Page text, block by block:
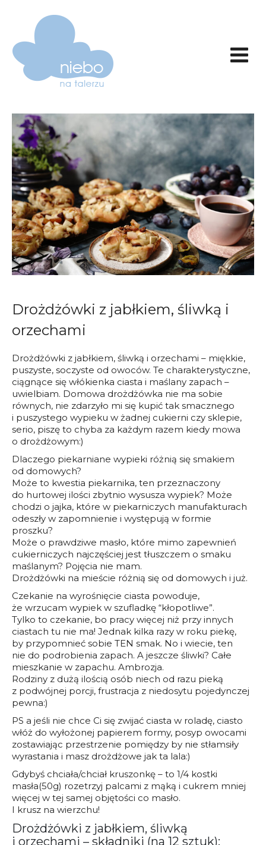
Drożdżówki z jabłkiem, śliwką i
orzechami
Drożdżówki z jabłkiem, śliwką i orzechami – miękkie,
puszyste, soczyste od owoców. Te charakterystyczne,
ciągnące się włókienka ciasta i maślany zapach –
uwielbiam. Domowa drożdżówka nie ma sobie
równych, nie zdarzyło mi się kupić tak smacznego
i puszystego wypieku w żadnej cukierni czy sklepie,
serio, piszę to chyba za każdym razem kiedy mowa
o drożdżowym:)
Dlaczego piekarniane wypieki różnią się smakiem
od domowych?
Może to kwestia piekarnika, ten przeznaczony
do hurtowej ilości zbytnio wysusza wypiek? Może
chodzi o jajka, które w piekarniczych manufakturach
odeszły w zapomnienie i występują w formie
proszku?
Może o prawdziwe masło, które mimo zapewnień
cukierniczych najczęściej jest tłuszczem o smaku
maślanym? Pojęcia nie mam.
Drożdżówki na mieście różnią się od domowych i już.
Czekanie na wyrośnięcie ciasta powoduje,
że wrzucam wypiek w szufladkę “kłopotliwe”.
Tylko to czekanie, bo pracy więcej niż przy innych
ciastach tu nie ma! Jednak kilka razy w roku piekę,
by przypomnieć sobie TEN smak. No i wiecie, ten
nie do podrobienia zapach. A jeszcze śliwki? Całe
mieszkanie w zapachu. Ambrozja.
Rodziny z dużą ilością osób niech od razu pieką
z podwójnej porcji, frustracja z niedosytu pojedynczej
pewna:)
PS a jeśli nie chce Ci się zwijać ciasta w roladę, ciasto
włóż do wyłożonej papierem formy, posyp owocami
zostawiając przestrzenie pomiędzy by nie stłamsiły
wyrastania i masz drożdżowe jak ta lala:)
Gdybyś chciała/chciał kruszonkę – to 1/4 kostki
masła(50g) rozetrzyj palcami z mąką i cukrem mniej
więcej w tej samej objętości co masło.
I krusz na wierzchu!
Drożdżówki z jabłkiem, śliwką
i orzechami – składniki (na 12 sztuk):